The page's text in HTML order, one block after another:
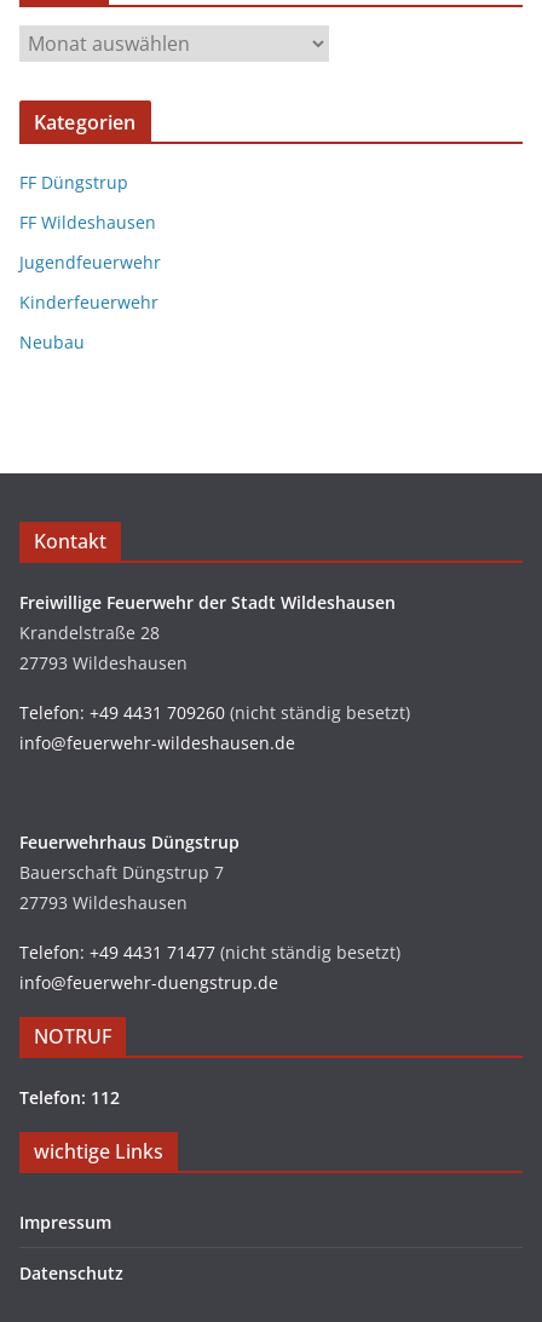
Kategorien
FF Düngstrup
FF Wildeshausen
Jugendfeuerwehr
Kinderfeuerwehr
Neubau
Kontakt
Freiwillige Feuerwehr der Stadt Wildeshausen
Krandelstraße 28
27793 Wildeshausen
Telefon: +49 4431 709260 (nicht ständig besetzt)
info@feuerwehr-wildeshausen.de
Feuerwehrhaus Düngstrup
Bauerschaft Düngstrup 7
27793 Wildeshausen
Telefon: +49 4431 71477 (nicht ständig besetzt)
info@feuerwehr-duengstrup.de
NOTRUF
Telefon: 112
wichtige Links
Impressum
Datenschutz